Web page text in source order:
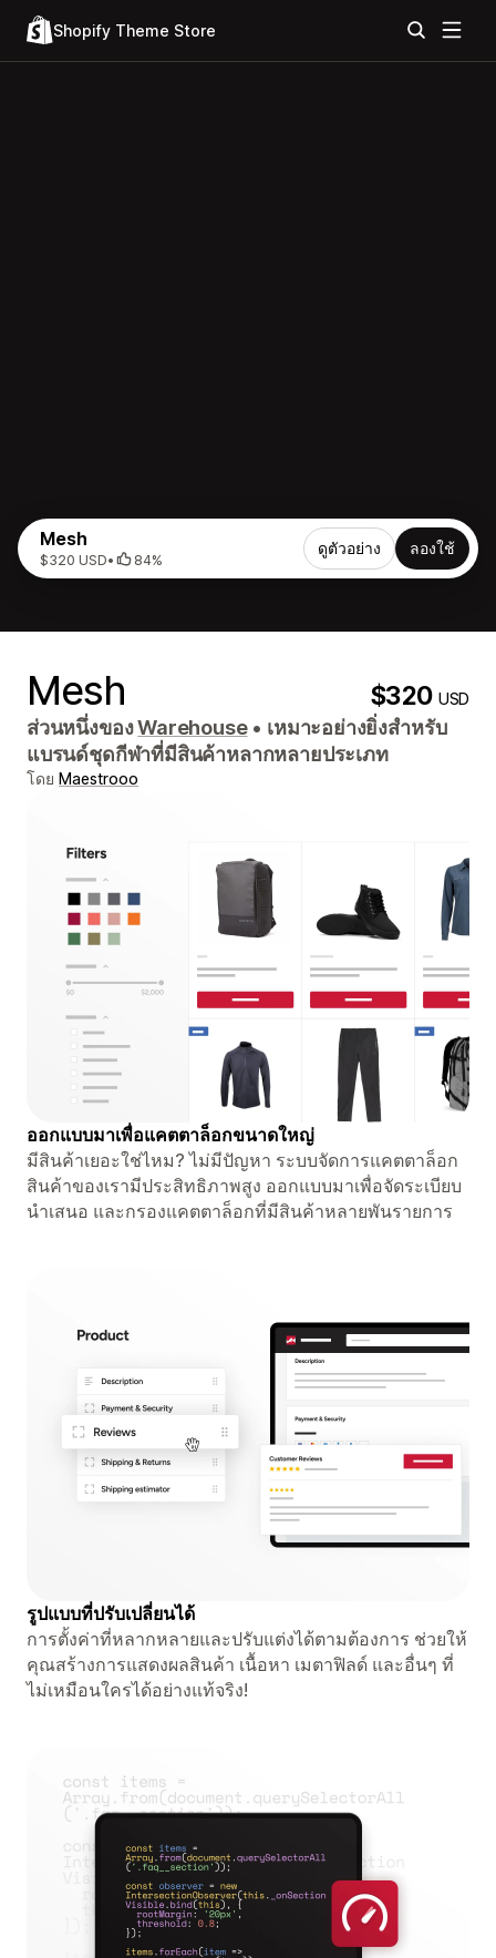
Shopify Theme Store
Mesh
$320 USD• 84%
ดูตัวอย่าง ลองใช้
Mesh $320USD
ส่วนหนึ่งของWarehouse • เหมาะอย่างยิ่งสำหรับ
แบรนด์ชุดกีฬาที่มีสินค้าหลากหลายประเภท
โดย Maestrooo
ออกแบบมาเพื่อแคตตาล็อกขนาดใหญ่
มีสินค้าเยอะใช่ไหม? ไม่มีปัญหา ระบบจัดการแคตตาล็อก
สินค้าของเรามีประสิทธิภาพสูง ออกแบบมาเพื่อจัดระเบียบ
นำเสนอ และกรองแคตตาล็อกที่มีสินค้าหลายพันรายการ
รูปแบบที่ปรับเปลี่ยนได้
การตั้งค่าที่หลากหลายและปรับแต่งได้ตามต้องการ ช่วยให้
คุณสร้างการแสดงผลสินค้า เนื้อหา เมตาฟิลด์ และอื่นๆ ที่
ไม่เหมือนใครได้อย่างแท้จริง!